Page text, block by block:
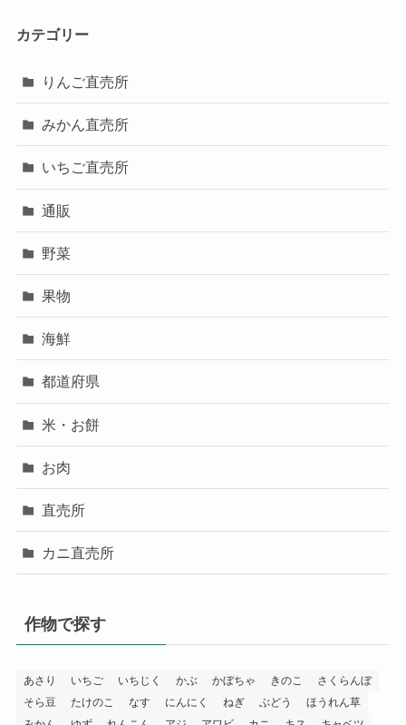
カテゴリー
りんご直売所
みかん直売所
いちご直売所
通販
野菜
果物
海鮮
都道府県
米・お餅
お肉
直売所
カニ直売所
作物で探す
あさり いちご いちじく かぶ かぼちゃ きのこ
さくらんぼ
そら豆
たけのこ なす にんにく ねぎ ぶどう
ほうれん草